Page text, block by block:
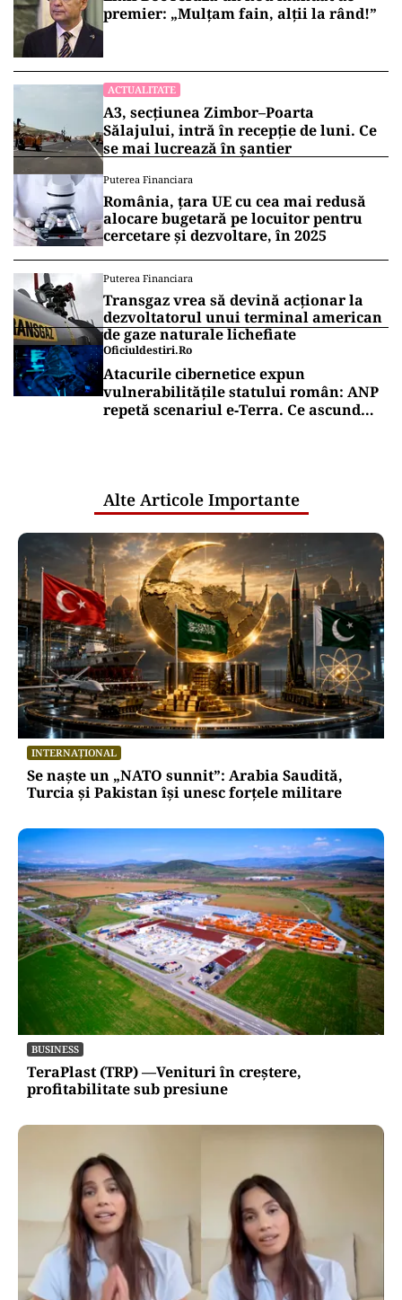
premier: „Mulțam fain, alții la rând!”
ACTUALITATE
A3, secțiunea Zimbor–Poarta
Sălajului, intră în recepție de luni. Ce
se mai lucrează în șantier
Puterea Financiara
România, țara UE cu cea mai redusă
alocare bugetară pe locuitor pentru
cercetare și dezvoltare, în 2025
Puterea Financiara
Transgaz vrea să devină acționar la
dezvoltatorul unui terminal american
de gaze naturale lichefiate
Oficiuldestiri.ro
Atacurile cibernetice expun
vulnerabilitățile statului român: ANP
repetă scenariul e‑Terra. Ce ascund
Alte Articole Importante
INTERNAȚIONAL
Se naște un „NATO sunnit”: Arabia Saudită,
Turcia și Pakistan își unesc forțele militare
BUSINESS
TeraPlast (TRP) —Venituri în creștere,
profitabilitate sub presiune